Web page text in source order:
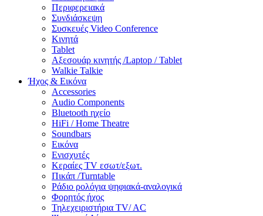
Περιφερειακά
Συνδιάσκεψη
Συσκευές Video Conference
Κινητά
Tablet
Αξεσουάρ κινητής /Laptop / Tablet
Walkie Talkie
Ήχος & Εικόνα
Accessories
Audio Components
Bluetooth ηχείο
HiFi / Home Theatre
Soundbars
Εικόνα
Ενισχυτές
Κεραίες TV εσωτ/εξωτ.
Πικάπ /Turntable
Ράδιο ρολόγια ψηφιακά-αναλογικά
Φορητός ήχος
Τηλεχειριστήρια TV/ AC